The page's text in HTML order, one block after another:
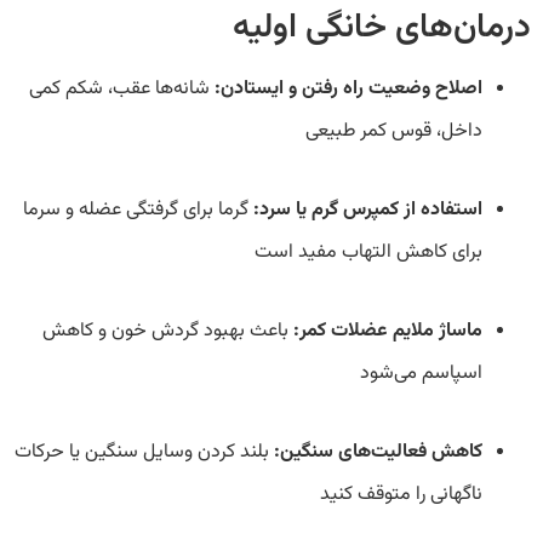
درمان‌های خانگی اولیه
اصلاح وضعیت راه رفتن و ایستادن: شانه‌ها عقب، شکم کمی
داخل، قوس کمر طبیعی
استفاده از کمپرس گرم یا سرد: گرما برای گرفتگی عضله و سرما
برای کاهش التهاب مفید است
ماساژ ملایم عضلات کمر: باعث بهبود گردش خون و کاهش
اسپاسم می‌شود
کاهش فعالیت‌های سنگین: بلند کردن وسایل سنگین یا حرکات
ناگهانی را متوقف کنید